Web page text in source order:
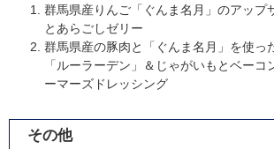
群馬県産りんご「ぐんま名月」のアップ
とあらごしゼリー
群馬県産の豚肉と「ぐんま名月」を使っ
「ルーラーデン」＆じゃがいもとベーコ
ーマーズドレッシング
その他